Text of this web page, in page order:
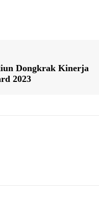
Dongkrak Kinerja
2023